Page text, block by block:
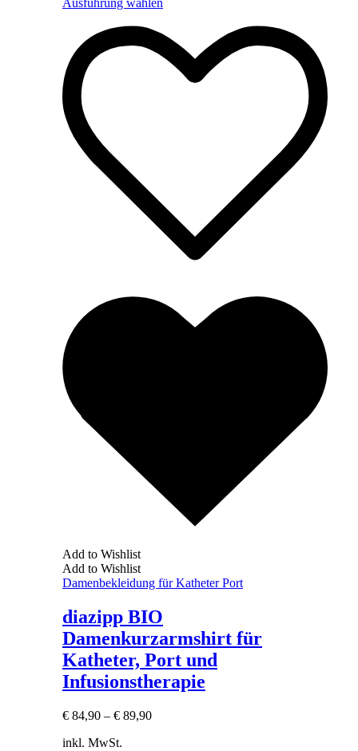
Ausführung wählen
Add to Wishlist
Add to Wishlist
Damenbekleidung für Katheter Port
diazipp BIO
Damenkurzarmshirt für
Katheter, Port und
Infusionstherapie
€ 84,90 – € 89,90
inkl. MwSt.